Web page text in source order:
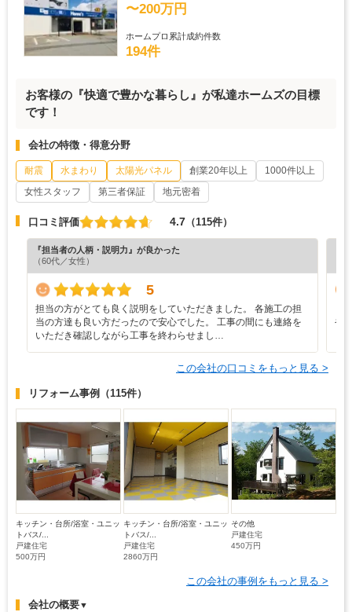
〜200万円
ホームプロ累計成約件数
194件
お客様の『快適で豊かな暮らし』が私達ホームズの目標
です！
会社の特徴・得意分野
耐震 水まわり 太陽光パネル 創業20年以上
1000件以上
女性スタッフ
第三者保証 地元密着
口コミ評価 4.7 （115件）
『担当者の人柄・説明力』が良かった
（60代／女性）
5
担当の方がとても良く説明をしていただきました。 各施工の担
当の方達も良い方だったので安心でした。 工事の間にも連絡を
いただき確認しながら工事を終わらせまし…
や
この会社の口コミをもっと見る >
リフォーム事例 （115件）
キッチン・台所/浴室・ユニッ
トバス/...
戸建住宅
500万円
キッチン・台所/浴室・ユニッ
トバス/...
戸建住宅
2860万円
その他
戸建住宅
450万円
この会社の事例をもっと見る >
会社の概要▼